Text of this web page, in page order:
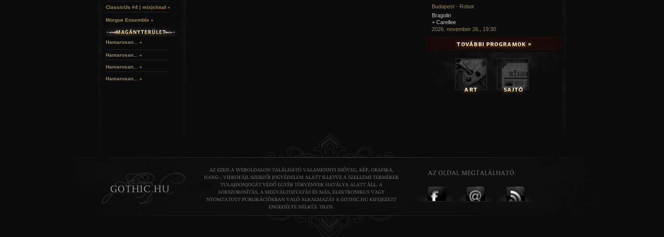
ClassicUs #4 | mix|cloud »
Morgue Ensemble »
Hamarosan... »
Hamarosan... »
Hamarosan... »
Hamarosan... »
Budapest - Robot
Bragolin
+ Carellee
2026. november 26., 19:30